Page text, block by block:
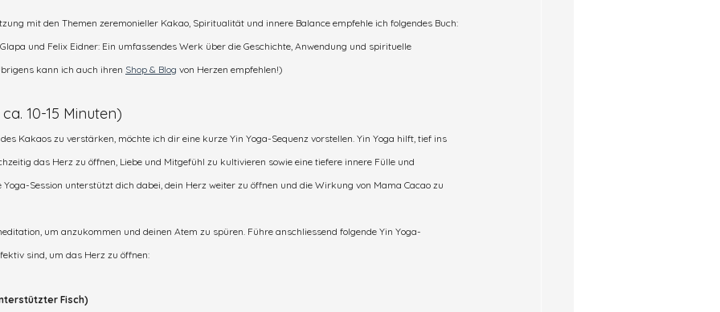
mit den Themen zeremonieller Kakao, Spiritualität und innere Balance empfehle ich folgendes Buch:
und Felix Eidner: Ein umfassendes Werk über die Geschichte, Anwendung und spirituelle
kann ich auch ihren Shop & Blog von Herzen empfehlen!)
10-15 Minuten)
Kakaos zu verstärken, möchte ich dir eine kurze Yin Yoga-Sequenz vorstellen. Yin Yoga hilft, tief ins
das Herz zu öffnen, Liebe und Mitgefühl zu kultivieren sowie eine tiefere innere Fülle und
Session unterstützt dich dabei, dein Herz weiter zu öffnen und die Wirkung von Mama Cacao zu
um anzukommen und deinen Atem zu spüren. Führe anschliessend folgende Yin Yoga-
sind, um das Herz zu öffnen:
Fisch)